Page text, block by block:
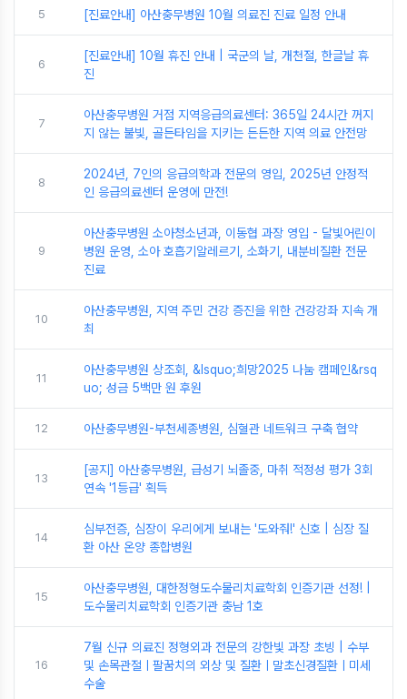
5 [진료안내] 아산충무병원 10월 의료진 진료 일정 안내
6
[진료안내] 10월 휴진 안내 | 국군의 날, 개천절, 한글날 휴
진
7
아산충무병원 거점 지역응급의료센터: 365일 24시간 꺼지
지 않는 불빛, 골든타임을 지키는 든든한 지역 의료 안전망
8
2024년, 7인의 응급의학과 전문의 영입, 2025년 안정적
인 응급의료센터 운영에 만전!
9
아산충무병원 소아청소년과, 이동협 과장 영입 - 달빛어린이
병원 운영, 소아 호흡기알레르기, 소화기, 내분비질환 전문
진료
10
아산충무병원, 지역 주민 건강 증진을 위한 건강강좌 지속 개
최
11
아산충무병원 상조회, &lsquo;희망2025 나눔 캠페인&rsq
uo; 성금 5백만 원 후원
12 아산충무병원-부천세종병원, 심혈관 네트워크 구축 협약
13
[공지] 아산충무병원, 급성기 뇌졸중, 마취 적정성 평가 3회
연속 '1등급' 획득
14
심부전증, 심장이 우리에게 보내는 '도와줘!' 신호 | 심장 질
환 아산 온양 종합병원
15
아산충무병원, 대한정형도수물리치료학회 인증기관 선정! |
도수물리치료학회 인증기관 충남 1호
16
7월 신규 의료진 정형외과 전문의 강한빛 과장 초빙 | 수부
및 손목관절ㅣ팔꿈치의 외상 및 질환ㅣ말초신경질환ㅣ미세
수술